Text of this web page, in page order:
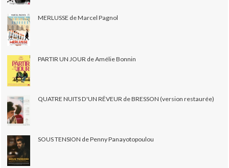
MERLUSSE de Marcel Pagnol
PARTIR UN JOUR de Amélie Bonnin
QUATRE NUITS D'UN RÊVEUR de BRESSON (version restaurée)
SOUS TENSION de Penny Panayotopoulou